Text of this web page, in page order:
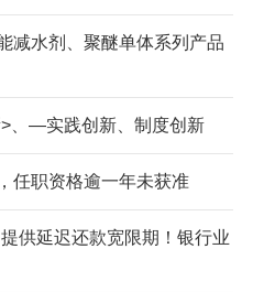
减水剂、聚醚单体系列产品
、—实践创新、制度创新
任职资格逾一年未获准
供延迟还款宽限期！银行业